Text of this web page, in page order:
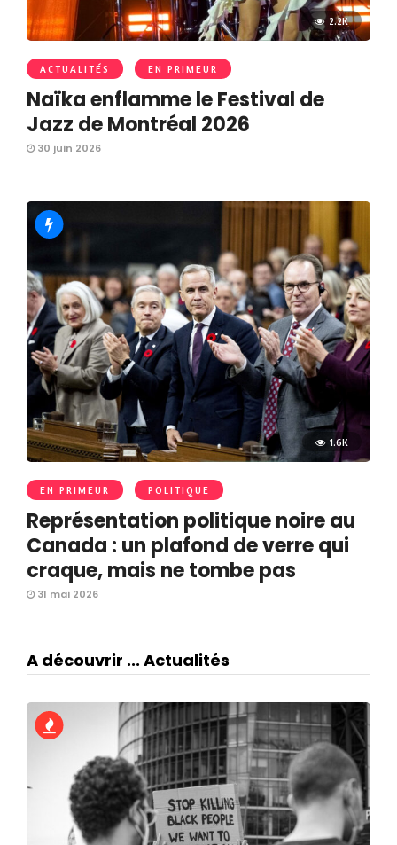
2.2K
ACTUALITÉS EN PRIMEUR
Naïka enflamme le Festival de
Jazz de Montréal 2026
30 juin 2026
1.6K
EN PRIMEUR POLITIQUE
Représentation politique noire au
Canada : un plafond de verre qui
craque, mais ne tombe pas
31 mai 2026
A découvrir ... Actualités